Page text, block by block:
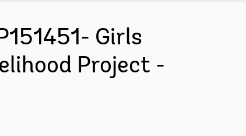
Girls
Project -